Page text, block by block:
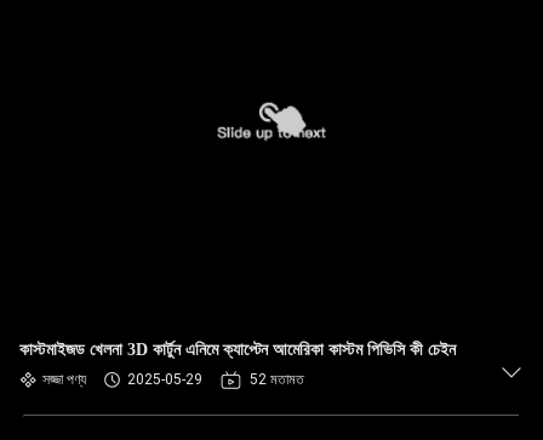
কাস্টমাইজড খেলনা 3D কার্টুন এনিমে ক্যাপ্টেন আমেরিকা কাস্টম পিভিসি কী চেইন
সজ্জা পণ্য 2025-05-29 52 মতামত